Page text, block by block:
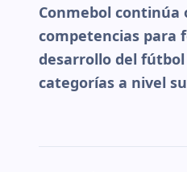
Conmebol continúa
competencias para
desarrollo del
categorías a nivel